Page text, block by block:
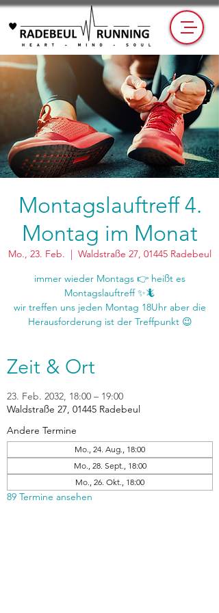
Montagslauftreff 4.
Montag im Monat
Mo., 23. Feb.
  |
Waldstraße 27, 01445 Radebeul
immer wieder Montags 👉 heißt es
Montagslauftreff ✨🦎
wir treffen uns jeden Montag 18Uhr aber die
Zeit & Ort
23. Feb. 2032, 18:00 – 19:00
Waldstraße 27, 01445 Radebeul
Andere Termine
Mo., 24. Aug., 18:00
Mo., 28. Sept., 18:00
Mo., 26. Okt., 18:00
89 Termine ansehen